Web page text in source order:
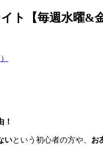
ト【毎週水曜&
！
いという初心者の方や、 お